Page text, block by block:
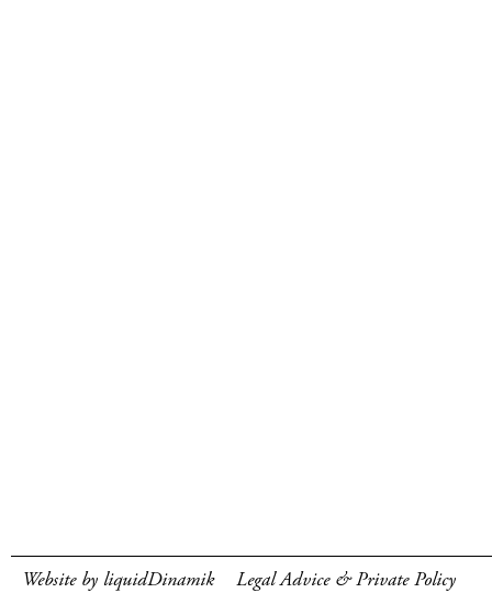
Website by liquidDinamik Legal Advice & Private Policy